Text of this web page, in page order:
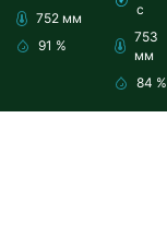
752 мм
91 %
с
753
мм
84 %